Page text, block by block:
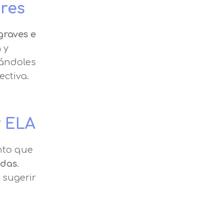
e
y
que
.
sugerir